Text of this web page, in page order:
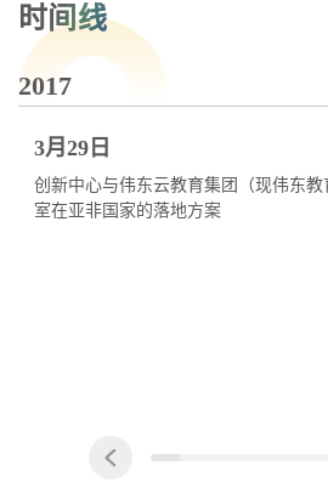
时间线
2017
3月29日
创新中心与伟东云教育集团（现伟东
室在亚非国家的落地方案